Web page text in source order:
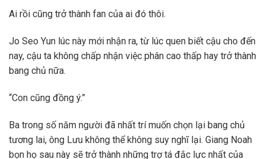
Ai rồi cũng trở thành fan của ai đó thôi.
Jo Seo Yun lúc này mới nhận ra, từ lúc quen biết cậu cho đến
nay, cậu ta không chấp nhận việc phân cao thấp hay trở thành
bang chủ nữa.
“Con cũng đồng ý.”
Ba trong số năm người đã nhất trí muốn chọn lại bang chủ
tương lai, ông Lưu không thể không suy nghĩ lại. Giang Noah
bọn họ sau này sẽ trở thành những trợ tá đắc lực nhất của